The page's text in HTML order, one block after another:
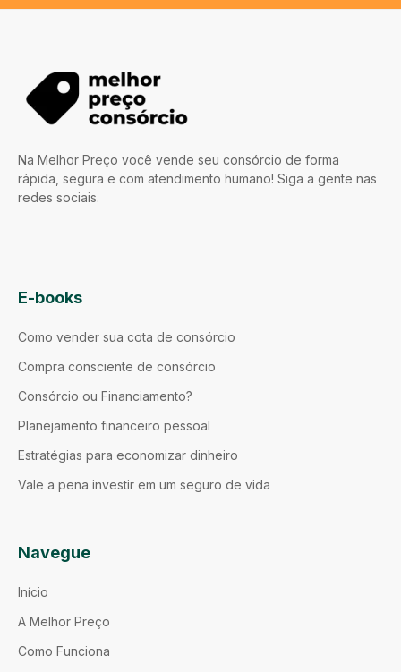
Na Melhor Preço você vende seu consórcio de forma
rápida, segura e com atendimento humano! Siga a gente nas
redes sociais.
E-books
Como vender sua cota de consórcio
Compra consciente de consórcio
Consórcio ou Financiamento?
Planejamento financeiro pessoal
Estratégias para economizar dinheiro
Vale a pena investir em um seguro de vida
Navegue
Início
A Melhor Preço
Como Funciona